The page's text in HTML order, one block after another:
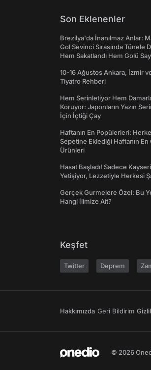
Son Eklenenler
Brezilya'da İnanılmaz Anlar:
Gol Sevinci Sırasında Tünele
Hem Sakatlandı Hem Golü
10-16 Ağustos Ankara, İzmir
Tiyatro Rehberi
Hem Serinletiyor Hem
Koruyor: Japonların Yazın
İçin İçtiği Çay
Haftanın En Popülerleri:
Sepetine Eklediği Haftanın En
Ürünleri
Hasat Başladı! Sadece
Yetişiyor, Lezzetiyle Herkesi
Gerçek Gurmelere Özel: Bu
Hangi İlimize Ait?
Keşfet
Twitter Deprem
Hakkımızda Geri Bildirim
© 2026